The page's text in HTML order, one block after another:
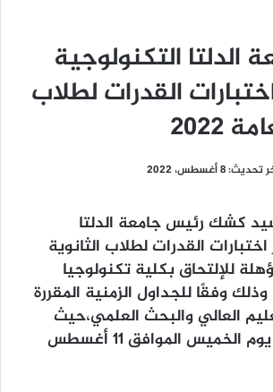
التكنولوجية
القدرات لطلاب
٢٠٢٢
8 أغسطس، 2022
كشك رئيس جامعة الدلتا
القدرات لطلاب الثانوية
٢٠٢٢ والمؤهلة للإلتحاق بكلية تكنولوجيا
وفقًا للجداول الزمنية المقررة
العالي والبحث العلمي،حيث
ينتهى التسجيل يوم الخميس الموافق ١١ أغسطس